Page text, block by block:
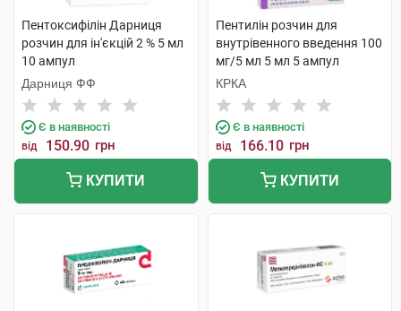
Пентоксифілін Дарниця
розчин для ін'єкцій 2 % 5 мл
10 ампул
Дарниця ФФ
Є в наявності
від 150.90 грн
КУПИТИ
Пентилін розчин для
внутрівенного введення 100
мг/5 мл 5 мл 5 ампул
КРКА
Є в наявності
від 166.10 грн
КУПИТИ